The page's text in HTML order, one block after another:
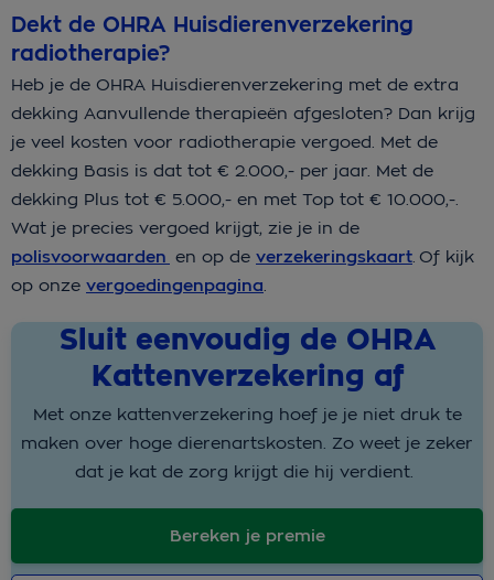
Dekt de OHRA Huisdierenverzekering
radiotherapie?
Heb je de OHRA Huisdierenverzekering met de extra
dekking Aanvullende therapieën afgesloten? Dan krijg
je veel kosten voor radiotherapie vergoed. Met de
dekking Basis is dat tot € 2.000,- per jaar. Met de
dekking Plus tot € 5.000,- en met Top tot € 10.000,-.
Wat je precies vergoed krijgt, zie je in de
polisvoorwaarden en op de verzekeringskaart . Of kijk
op onze vergoedingenpagina
Sluit eenvoudig de OHRA
Kattenverzekering af
Met onze kattenverzekering hoef je je niet druk te
maken over hoge dierenartskosten. Zo weet je zeker
dat je kat de zorg krijgt die hij verdient.
Bereken je premie